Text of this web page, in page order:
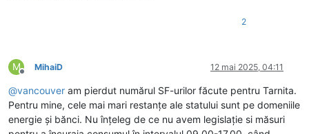
2
M
Deconectat
MihaiD 12 mai 2025, 04:11
@vancouver am pierdut numărul SF-urilor făcute pentru Tarnita.
Pentru mine, cele mai mari restanțe ale statului sunt pe domeniile
energie și bănci. Nu înțeleg de ce nu avem legislație si măsuri